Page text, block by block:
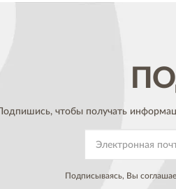
Подпишись, чтобы получать
Подписываясь, Вы